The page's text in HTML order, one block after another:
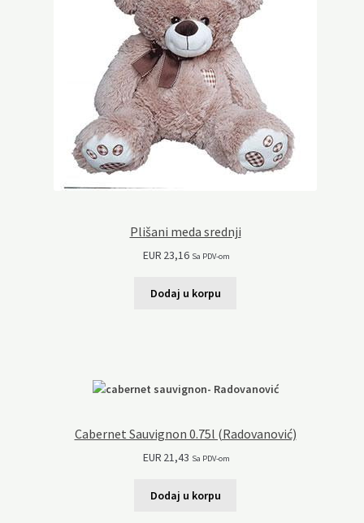
Plišani meda srednji
EUR 23,16 Sa PDV-om
Dodaj u korpu
Cabernet Sauvignon 0.75l (Radovanović)
EUR 21,43 Sa PDV-om
Dodaj u korpu